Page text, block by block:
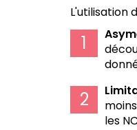
L'utilisation
les